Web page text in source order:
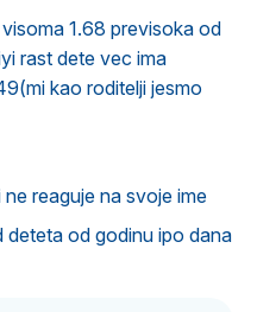
1.68 previsoka od
rast dete vec ima
kao roditelji jesmo
reaguje na svoje ime
deteta od godinu ipo dana